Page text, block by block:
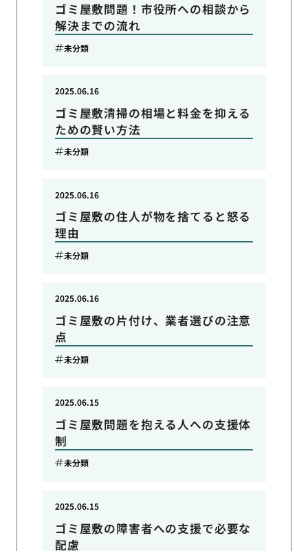
ゴミ屋敷問題！市役所への相談から
解決までの流れ
未分類
ゴミ屋敷清掃の相場と料金を抑える
ための賢い方法
2025.06.16
未分類
ゴミ屋敷の住人が物を捨てると怒る
理由
2025.06.16
未分類
ゴミ屋敷の片付け、業者選びの注意
点
2025.06.16
未分類
ゴミ屋敷問題を抱える人への支援体
制
2025.06.15
未分類
ゴミ屋敷の障害者への支援で必要な
配慮
2025.06.15